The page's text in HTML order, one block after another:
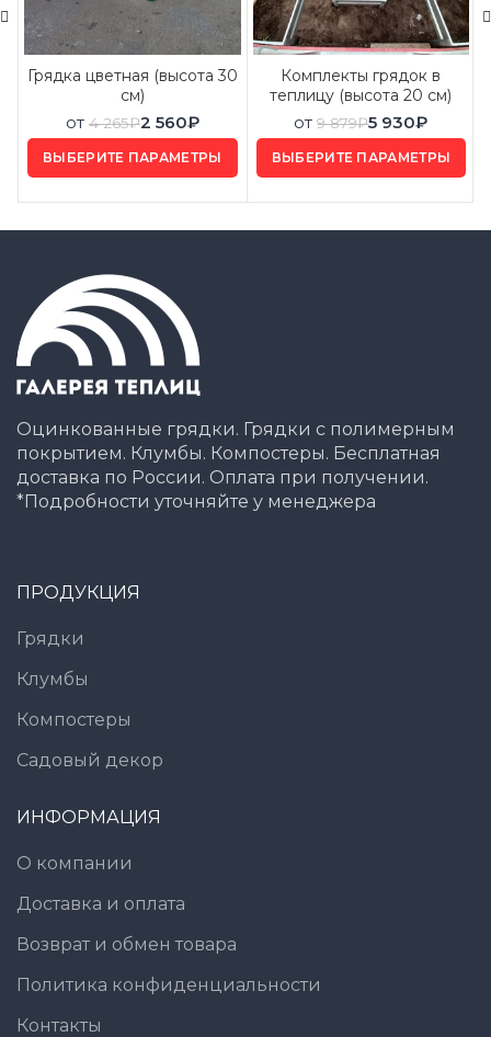
Грядка цветная (высота 30
см)
от 4 265₽2 560₽
ВЫБЕРИТЕ ПАРАМЕТРЫ
Комплекты грядок в
теплицу (высота 20 см)
от 9 879₽5 930₽
ВЫБЕРИТЕ ПАРАМЕТРЫ
Оцинкованные грядки. Грядки с полимерным
покрытием. Клумбы. Компостеры. Бесплатная
доставка по России. Оплата при получении.
*Подробности уточняйте у менеджера
ПРОДУКЦИЯ
Грядки
Клумбы
Компостеры
Садовый декор
ИНФОРМАЦИЯ
О компании
Доставка и оплата
Возврат и обмен товара
Политика конфиденциальности
Контакты